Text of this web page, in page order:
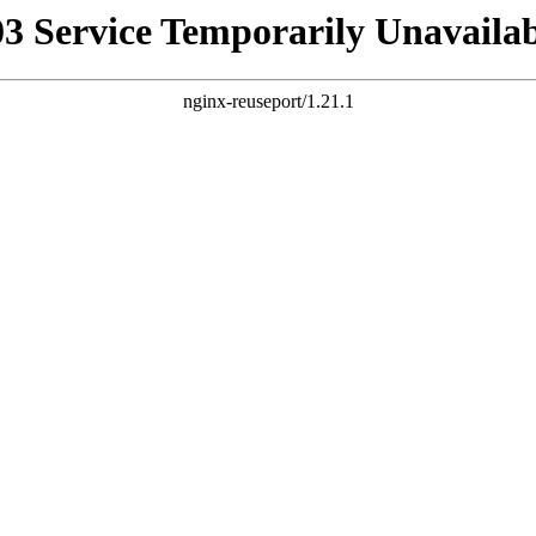
Service Temporarily
nginx-reuseport/1.21.1